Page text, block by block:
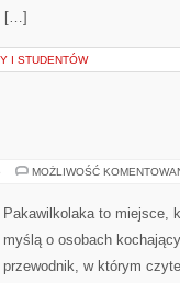
[…]
I STUDENTÓW
MOŻLIWOŚĆ
Pakawilkolaka to miejsce,
myślą o osobach
przewodnik, w którym